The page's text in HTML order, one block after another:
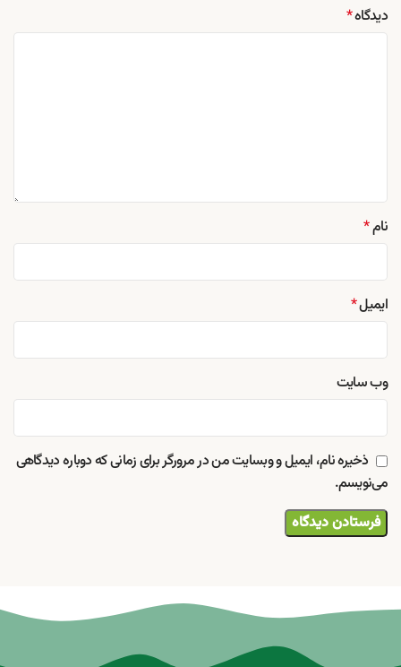
دیدگاه*
نام*
ایمیل*
وب‌ سایت
ذخیره نام، ایمیل و وبسایت من در مرورگر برای زمانی که دوباره دیدگاهی
می‌نویسم.